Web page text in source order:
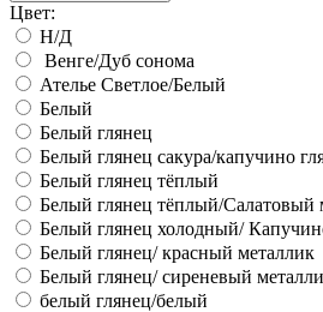
Цвет:
Н/Д
Венге/Дуб сонома
Ателье Светлое/Белый
Белый
Белый глянец
Белый глянец сакура/капучино
Белый глянец тёплый
Белый глянец тёплый/Салатовый
Белый глянец холодный/
Белый глянец/ красный металлик
Белый глянец/ сиреневый
белый глянец/белый